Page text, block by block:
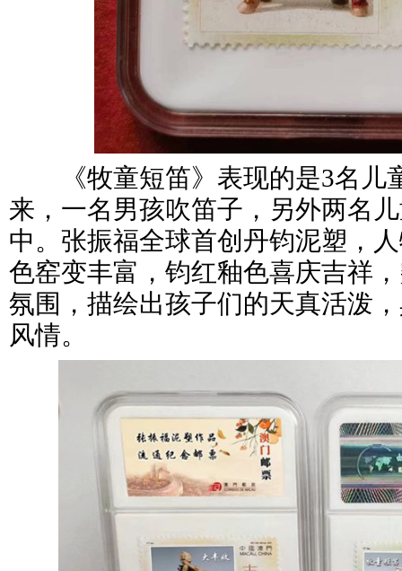
《牧童短笛》表现的是3名儿
来，一名男孩吹笛子，另外两名
中。张振福全球首创丹钧泥塑，
色窑变丰富，钧红釉色喜庆吉祥
氛围，描绘出孩子们的天真活泼
风情。